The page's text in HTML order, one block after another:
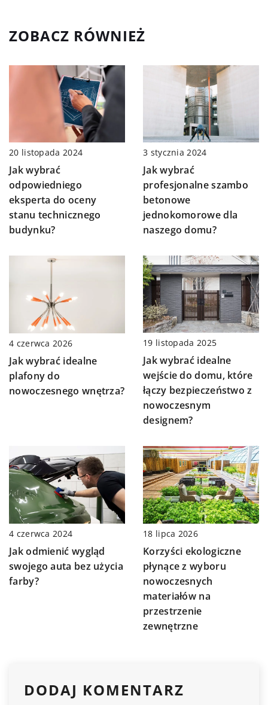
ZOBACZ RÓWNIEŻ
20 listopada 2024
Jak wybrać
odpowiedniego
eksperta do oceny
stanu technicznego
budynku?
3 stycznia 2024
Jak wybrać
profesjonalne szambo
betonowe
jednokomorowe dla
naszego domu?
4 czerwca 2026
Jak wybrać idealne
plafony do
nowoczesnego wnętrza?
19 listopada 2025
Jak wybrać idealne
wejście do domu, które
łączy bezpieczeństwo z
nowoczesnym
designem?
4 czerwca 2024
Jak odmienić wygląd
swojego auta bez użycia
farby?
18 lipca 2026
Korzyści ekologiczne
płynące z wyboru
nowoczesnych
materiałów na
przestrzenie
zewnętrzne
DODAJ KOMENTARZ